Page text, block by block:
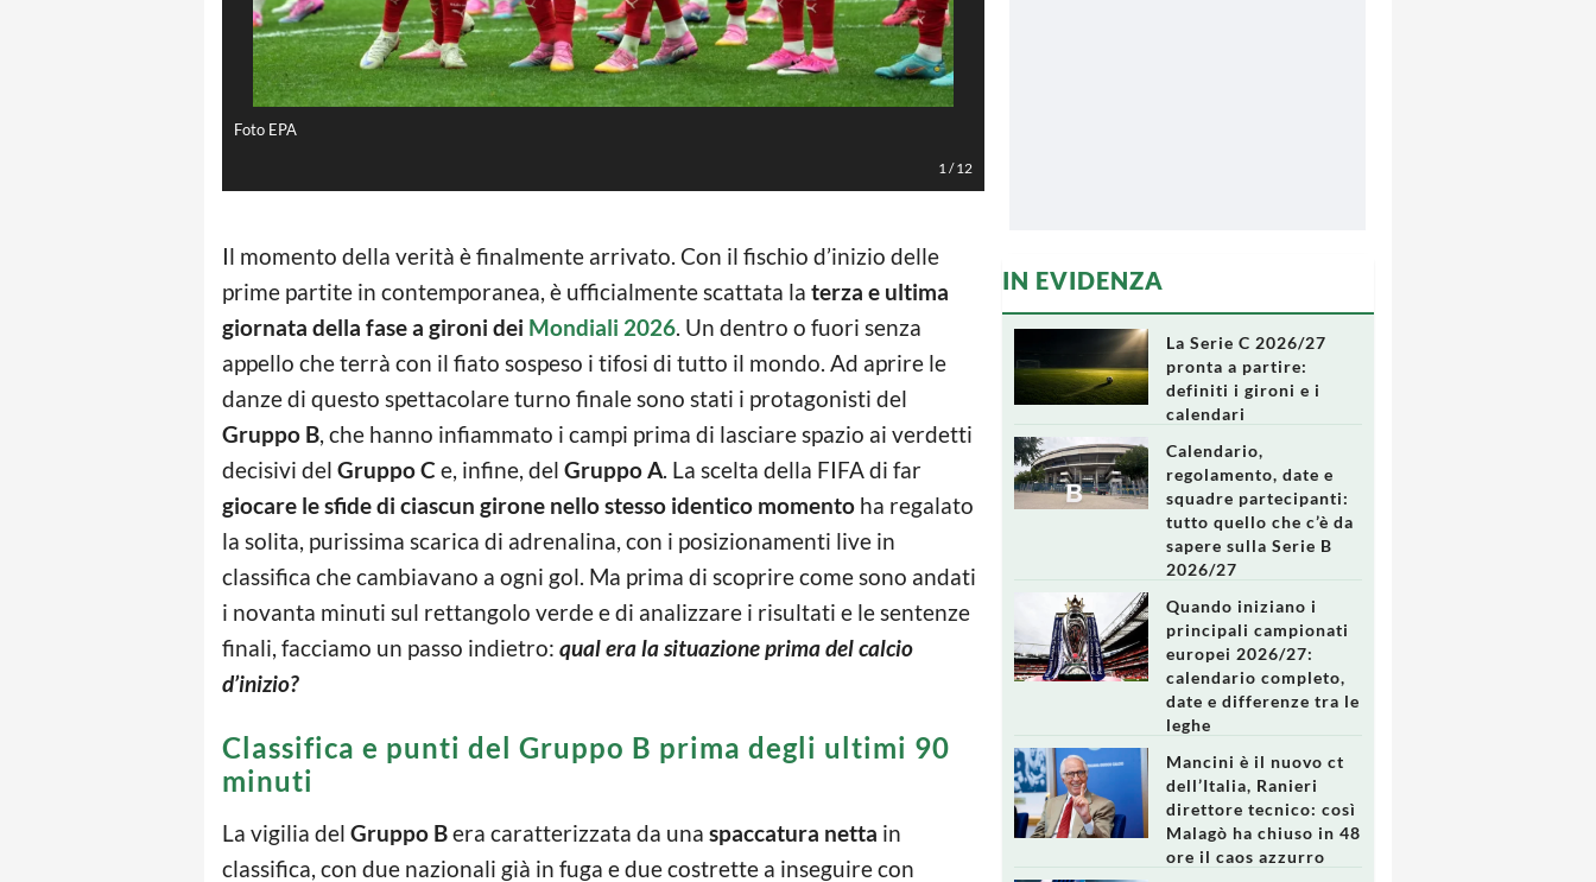
Foto EPA
1/12
Il momento della verità è finalmente arrivato. Con il fischio d’inizio delle
prime partite in contemporanea, è ufficialmente scattata la terza e ultima
giornata della fase a gironi dei Mondiali 2026. Un dentro o fuori senza
appello che terrà con il fiato sospeso i tifosi di tutto il mondo. Ad aprire le
danze di questo spettacolare turno finale sono stati i protagonisti del
Gruppo B, che hanno infiammato i campi prima di lasciare spazio ai verdetti
decisivi del Gruppo C e, infine, del Gruppo A. La scelta della FIFA di far
giocare le sfide di ciascun girone nello stesso identico momento ha regalato
la solita, purissima scarica di adrenalina, con i posizionamenti live in
classifica che cambiavano a ogni gol. Ma prima di scoprire come sono andati
i novanta minuti sul rettangolo verde e di analizzare i risultati e le sentenze
finali, facciamo un passo indietro: qual era la situazione prima del calcio
d’inizio?
Classifica e punti del Gruppo B prima degli ultimi 90
minuti
La vigilia del Gruppo Bera caratterizzata da una spaccatura netta in
classifica, con due nazionali già in fuga e due costrette a inseguire con
IN EVIDENZA
La Serie C 2026/27
pronta a partire:
definiti i gironi e i
calendari
Calendario,
regolamento, date e
squadre partecipanti:
tutto quello che c’è da
sapere sulla Serie B
2026/27
Quando iniziano i
principali campionati
europei 2026/27:
calendario completo,
date e differenze tra le
leghe
Mancini è il nuovo ct
dell’Italia, Ranieri
direttore tecnico: così
Malagò ha chiuso in 48
ore il caos azzurro